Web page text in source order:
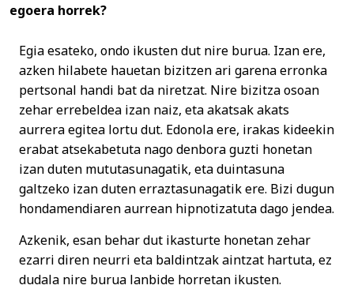
egoera horrek?
Egia esateko, ondo ikusten dut nire burua. Izan ere,
azken hilabete hauetan bizitzen ari garena erronka
pertsonal handi bat da niretzat. Nire bizitza osoan
zehar errebeldea izan naiz, eta akatsak akats
aurrera egitea lortu dut. Edonola ere, irakas kideekin
erabat atsekabetuta nago denbora guzti honetan
izan duten mututasunagatik, eta duintasuna
galtzeko izan duten erraztasunagatik ere. Bizi dugun
hondamendiaren aurrean hipnotizatuta dago jendea.
Azkenik, esan behar dut ikasturte honetan zehar
ezarri diren neurri eta baldintzak aintzat hartuta, ez
dudala nire burua lanbide horretan ikusten.